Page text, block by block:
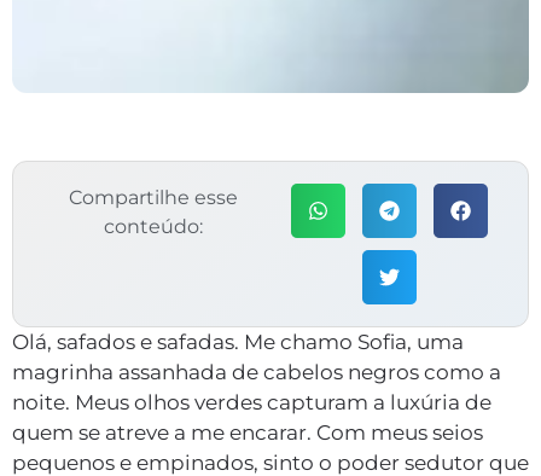
Compartilhe esse
conteúdo:
Olá, safados e safadas. Me chamo Sofia, uma
magrinha assanhada de cabelos negros como a
noite. Meus olhos verdes capturam a luxúria de
quem se atreve a me encarar. Com meus seios
pequenos e empinados, sinto o poder sedutor que